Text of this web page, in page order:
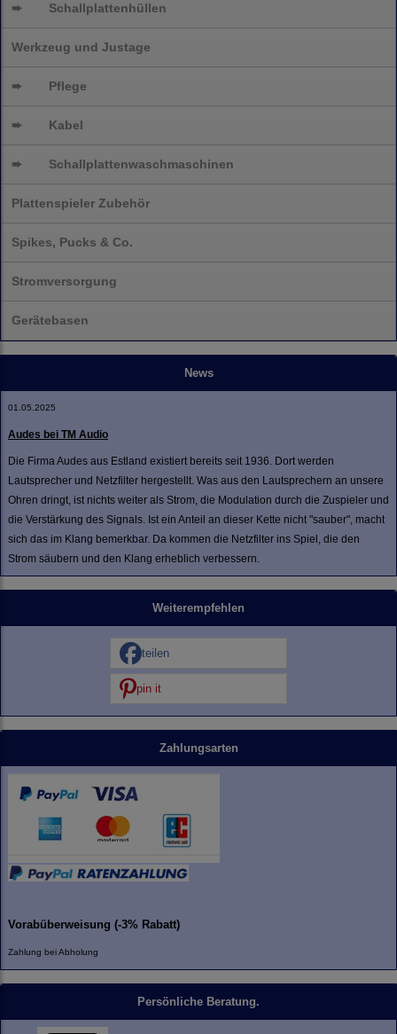
➨ Schallplattenhüllen
Werkzeug und Justage
➨ Pflege
➨ Kabel
➨ Schallplattenwaschmaschinen
Plattenspieler Zubehör
Spikes, Pucks & Co.
Stromversorgung
Gerätebasen
News
01.05.2025
Audes bei TM Audio
Die Firma Audes aus Estland existiert bereits seit 1936. Dort werden
Lautsprecher und Netzfilter hergestellt. Was aus den Lautsprechern an unsere
Ohren dringt, ist nichts weiter als Strom, die Modulation durch die Zuspieler und
die Verstärkung des Signals. Ist ein Anteil an dieser Kette nicht "sauber", macht
sich das im Klang bemerkbar. Da kommen die Netzfilter ins Spiel, die den
Strom säubern und den Klang erheblich verbessern.
Weiterempfehlen
teilen
pin it
Zahlungsarten
Vorabüberweisung (-3% Rabatt)
Zahlung bei Abholung
Persönliche Beratung.